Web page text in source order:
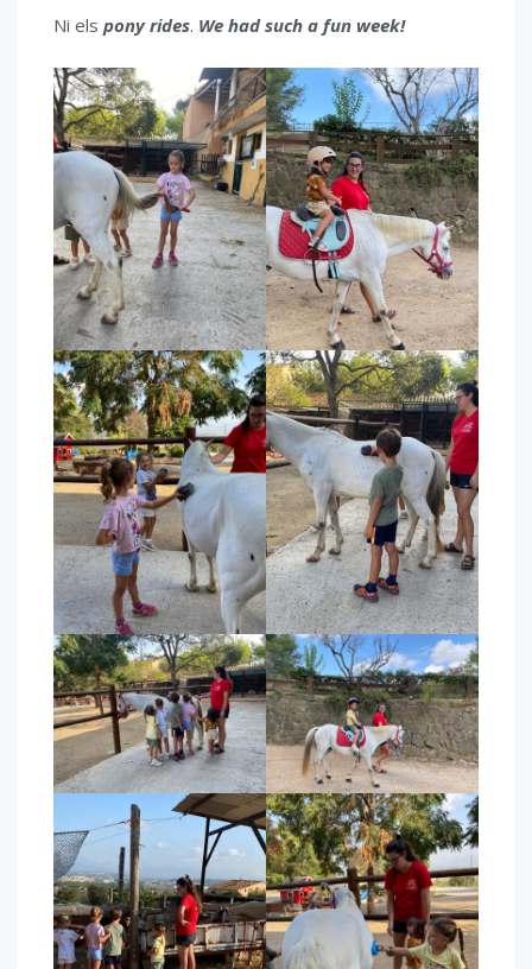
Ni els pony rides. We had such a fun week!